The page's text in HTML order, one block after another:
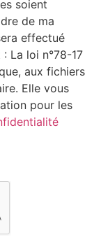
soient
de ma
effectué
La loi n°78-17
aux fichiers
Elle vous
pour les